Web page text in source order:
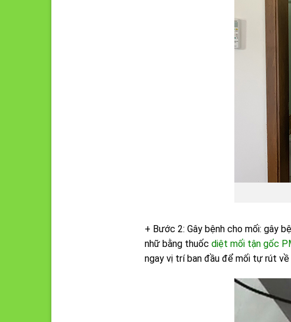
+ Bước 2: Gây bệnh cho mối: gây
nhữ bằng thuốcdiệt mối tận gốc
ngay vị trí ban đầu để mối tự rút